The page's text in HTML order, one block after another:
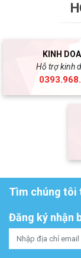
KINH
Hỗ trợ kinh
Tìm chúng tôi
Đăng ký nhận